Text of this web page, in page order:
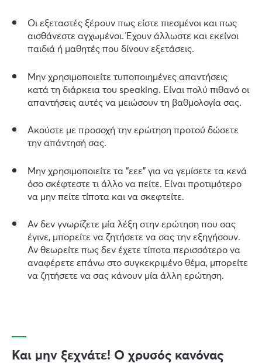
Οι εξεταστές ξέρουν πως είστε πιεσμένοι και πως
αισθάνεστε αγχωμένοι. Έχουν άλλωστε και εκείνοι
παιδιά ή μαθητές που δίνουν εξετάσεις.
Μην χρησιμοποιείτε τυποποιημένες απαντήσεις
κατά τη διάρκεια του speaking. Είναι πολύ πιθανό οι
απαντήσεις αυτές να μειώσουν τη βαθμολογία σας.
Ακούστε με προσοχή την ερώτηση προτού δώσετε
την απάντησή σας.
Μην χρησιμοποιείτε τα “εεε” για να γεμίσετε τα κενά
όσο σκέφτεστε τι άλλο να πείτε. Είναι προτιμότερο
να μην πείτε τίποτα και να σκεφτείτε.
Αν δεν γνωρίζετε μία λέξη στην ερώτηση που σας
έγινε, μπορείτε να ζητήσετε να σας την εξηγήσουν.
Αν θεωρείτε πως δεν έχετε τίποτα περισσότερο να
αναφέρετε επάνω στο συγκεκριμένο θέμα, μπορείτε
να ζητήσετε να σας κάνουν μία άλλη ερώτηση.
Και μην ξεχνάτε! Ο χρυσός κανόνας